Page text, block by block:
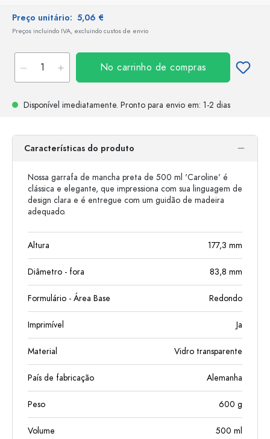
Preço unitário: 5,06 €
Preços incluindo IVA, excluindo custos de envio
No carrinho de compras
Disponível imediatamente. Pronto para envio em: 1-2 dias
Características do produto
Nossa garrafa de mancha preta de 500 ml 'Caroline' é
clássica e elegante, que impressiona com sua linguagem de
design clara e é entregue com um guidão de madeira
adequado.
Altura 177,3 mm
Diâmetro - fora 83,8 mm
Formulário - Área Base Redondo
Imprimível Ja
Material Vidro transparente
País de fabricação Alemanha
Peso 600 g
Volume 500 ml